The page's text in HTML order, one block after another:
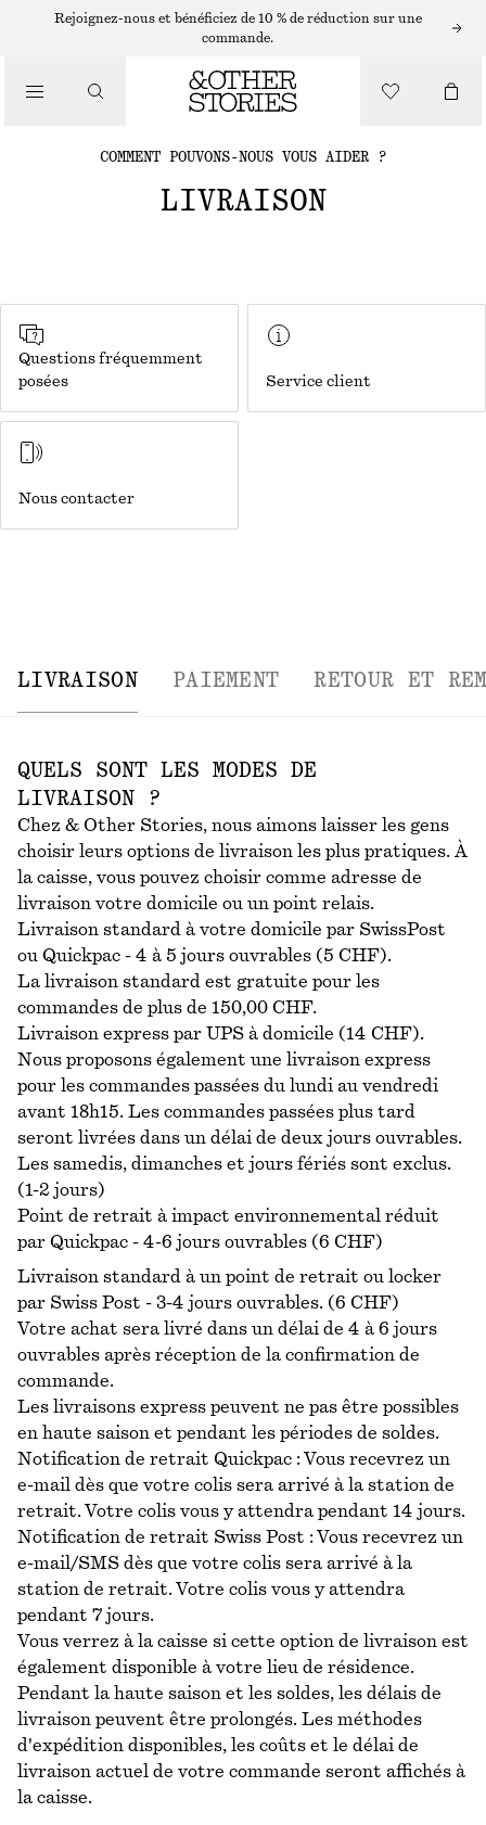
Rejoignez-nous et bénéficiez de 10 % de réduction sur une
commande.
COMMENT POUVONS-NOUS VOUS AIDER ?
LIVRAISON
Questions fréquemment
posées
Service client
Nous contacter
LIVRAISON PAIEMENT RETOUR ET
QUELS SONT LES MODES DE
LIVRAISON ?
Chez & Other Stories, nous aimons laisser les gens
choisir leurs options de livraison les plus pratiques. À
la caisse, vous pouvez choisir comme adresse de
livraison votre domicile ou un point relais.
Livraison standard à votre domicile par SwissPost
ou Quickpac - 4 à 5 jours ouvrables (5 CHF).
La livraison standard est gratuite pour les
commandes de plus de 150,00 CHF.
Livraison express par UPS à domicile (14 CHF).
Nous proposons également une livraison express
pour les commandes passées du lundi au vendredi
avant 18h15. Les commandes passées plus tard
seront livrées dans un délai de deux jours ouvrables.
Les samedis, dimanches et jours fériés sont exclus.
(1-2 jours)
Point de retrait à impact environnemental réduit
par Quickpac - 4-6 jours ouvrables (6 CHF)
Livraison standard à un point de retrait ou locker
par Swiss Post - 3-4 jours ouvrables. (6 CHF)
Votre achat sera livré dans un délai de 4 à 6 jours
ouvrables après réception de la confirmation de
commande.
Les livraisons express peuvent ne pas être possibles
en haute saison et pendant les périodes de soldes.
Notification de retrait Quickpac : Vous recevrez un
e-mail dès que votre colis sera arrivé à la station de
retrait. Votre colis vous y attendra pendant 14 jours.
Notification de retrait Swiss Post : Vous recevrez un
e-mail/SMS dès que votre colis sera arrivé à la
station de retrait. Votre colis vous y attendra
pendant 7 jours.
Vous verrez à la caisse si cette option de livraison est
également disponible à votre lieu de résidence.
Pendant la haute saison et les soldes, les délais de
livraison peuvent être prolongés. Les méthodes
d'expédition disponibles, les coûts et le délai de
livraison actuel de votre commande seront affichés à
la caisse.